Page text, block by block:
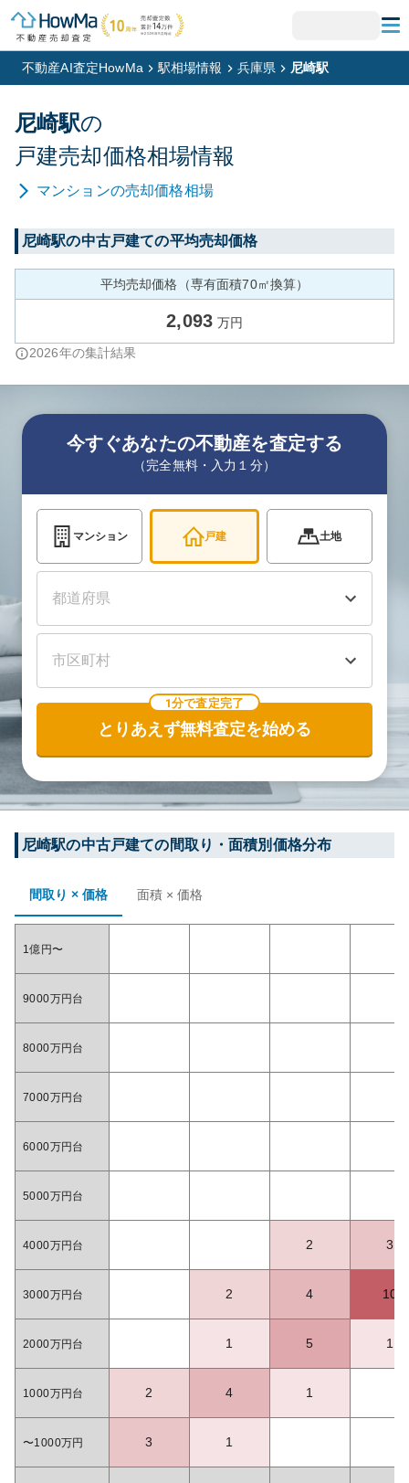
不動産AI査定HowMa 駅相場情報 兵庫県 尼崎駅
尼崎駅の
戸建売却価格相場情報
マンションの売却価格相場
尼崎駅の中古戸建ての平均売却価格
平均売却価格（専有面積70㎡換算）
2,093 万円
2026年の集計結果
今すぐあなたの不動産を査定する
（完全無料・入力１分）
マンション 戸建 土地
1分で査定完了
とりあえず無料査定を始める
尼崎駅の中古戸建ての間取り・面積別価格分布
間取り × 価格 面積 × 価格
1億円〜
9000万円台
8000万円台
7000万円台
6000万円台
5000万円台
4000万円台 2 3
3000万円台 2 4 10
2000万円台 1 5 1
1000万円台 2 4 1
〜1000万円 3 1